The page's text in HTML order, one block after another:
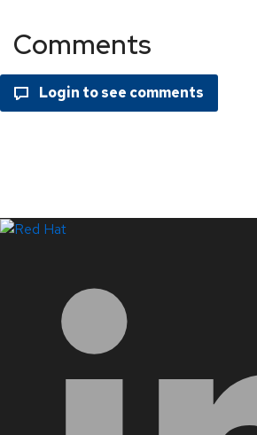
Comments